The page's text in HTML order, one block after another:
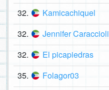
32. Kamicachiquel
32. Jennifer Caraccioli
32. El picapiedras
35. Folagor03